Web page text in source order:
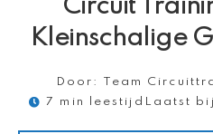
Circuit
Kleinschalige
Door:
Team
7 min leestijd Laatst